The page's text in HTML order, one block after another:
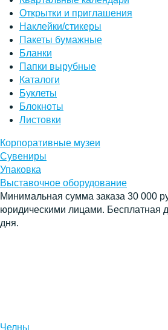
Открытки и приглашения
Наклейки/стикеры
Пакеты бумажные
Бланки
Папки вырубные
Каталоги
Буклеты
Блокноты
Листовки
Корпоративные музеи
Сувениры
Упаковка
Выставочное оборудование
Минимальная сумма заказа 30 000
юридическими лицами. Бесплатная
дня.
Челны